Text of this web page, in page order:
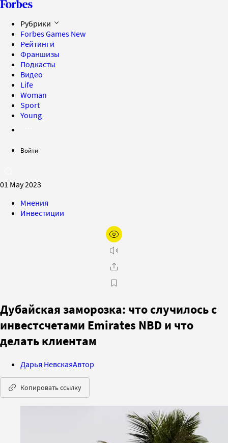
Рубрики
Forbes Games New
Рейтинги
Франшизы
Подкасты
Видео
Life
Woman
Sport
Young
Войти
01 May 2023
Мнения
Инвестиции
Дубайская заморозка: что случилось с
инвестсчетами Emirates NBD и что
делать клиентам
Дарья НевскаяАвтор
Копировать ссылку